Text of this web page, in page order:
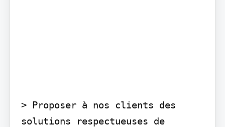
> Proposer à nos clients des
solutions respectueuses de